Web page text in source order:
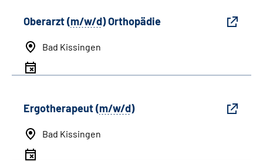
Oberarzt (m/w/d) Orthopädie
Bad Kissingen
Ergotherapeut (m/w/d)
Bad Kissingen